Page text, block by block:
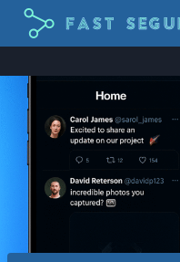
Pular
para
Conteúdo